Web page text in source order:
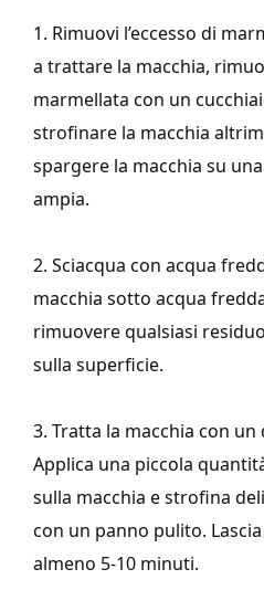
1. Rimuovi l’eccesso di
a trattare la macchia,
marmellata con un
strofinare la macchia
spargere la macchia su
ampia.
2. Sciacqua con acqua
macchia sotto acqua
rimuovere qualsiasi
sulla superficie.
3. Tratta la macchia con
Applica una piccola
sulla macchia e strofina
con un panno pulito.
almeno 5-10 minuti.